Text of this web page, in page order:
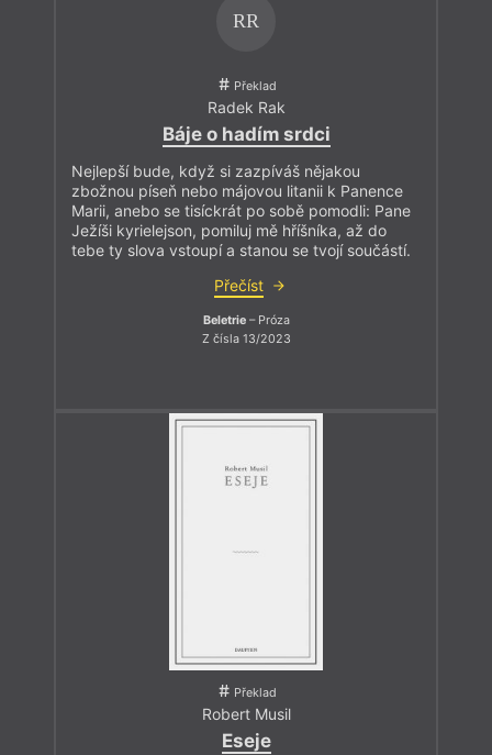
RR
Překlad
Radek Rak
Báje o hadím srdci
Nejlepší bude, když si zazpíváš nějakou
zbožnou píseň nebo májovou litanii k Panence
Marii, anebo se tisíckrát po sobě pomodli: Pane
Ježíši kyrielejson, pomiluj mě hříšníka, až do
tebe ty slova vstoupí a stanou se tvojí součástí.
Přečíst
Beletrie– Próza
Z čísla 13/2023
Překlad
Robert Musil
Eseje